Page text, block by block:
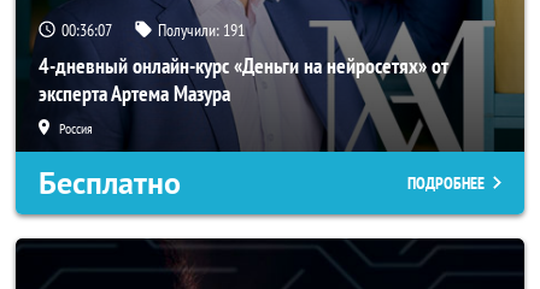
00:36:04 Получили: 191
4-дневный онлайн-курс «Деньги на нейросетях» от
эксперта Артема Мазура
Россия
Бесплатно ПОДРОБНЕЕ